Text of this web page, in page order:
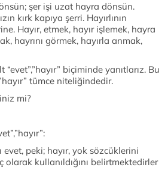
şer işi uzat hayra dönsün.
kırk kapıya şerri. Hayırlının
Hayır, etmek, hayır işlemek, hayra
hayrını görmek, hayırla anmak,
biçiminde yanıtlarız. Bu
tümce niteliğindedir.
mi?
peki; hayır, yok sözcüklerini
kullanıldığını belirtmektedirler